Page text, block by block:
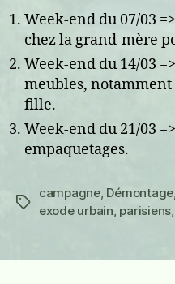
Week-end du 07/03
chez la grand-mère
Week-end du 14/03
meubles,
fille.
Week-end du 21/03
empaquetages.
Étiquettes
campagne, Démontage,
exode urbain, parisiens,